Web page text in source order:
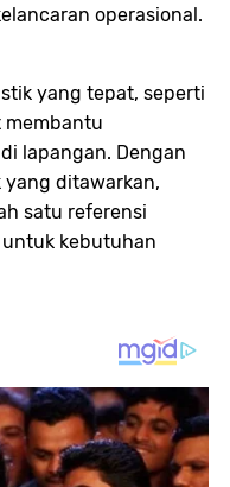
operasional.
yang tepat, seperti
membantu
lapangan. Dengan
ditawarkan,
satu referensi
kebutuhan